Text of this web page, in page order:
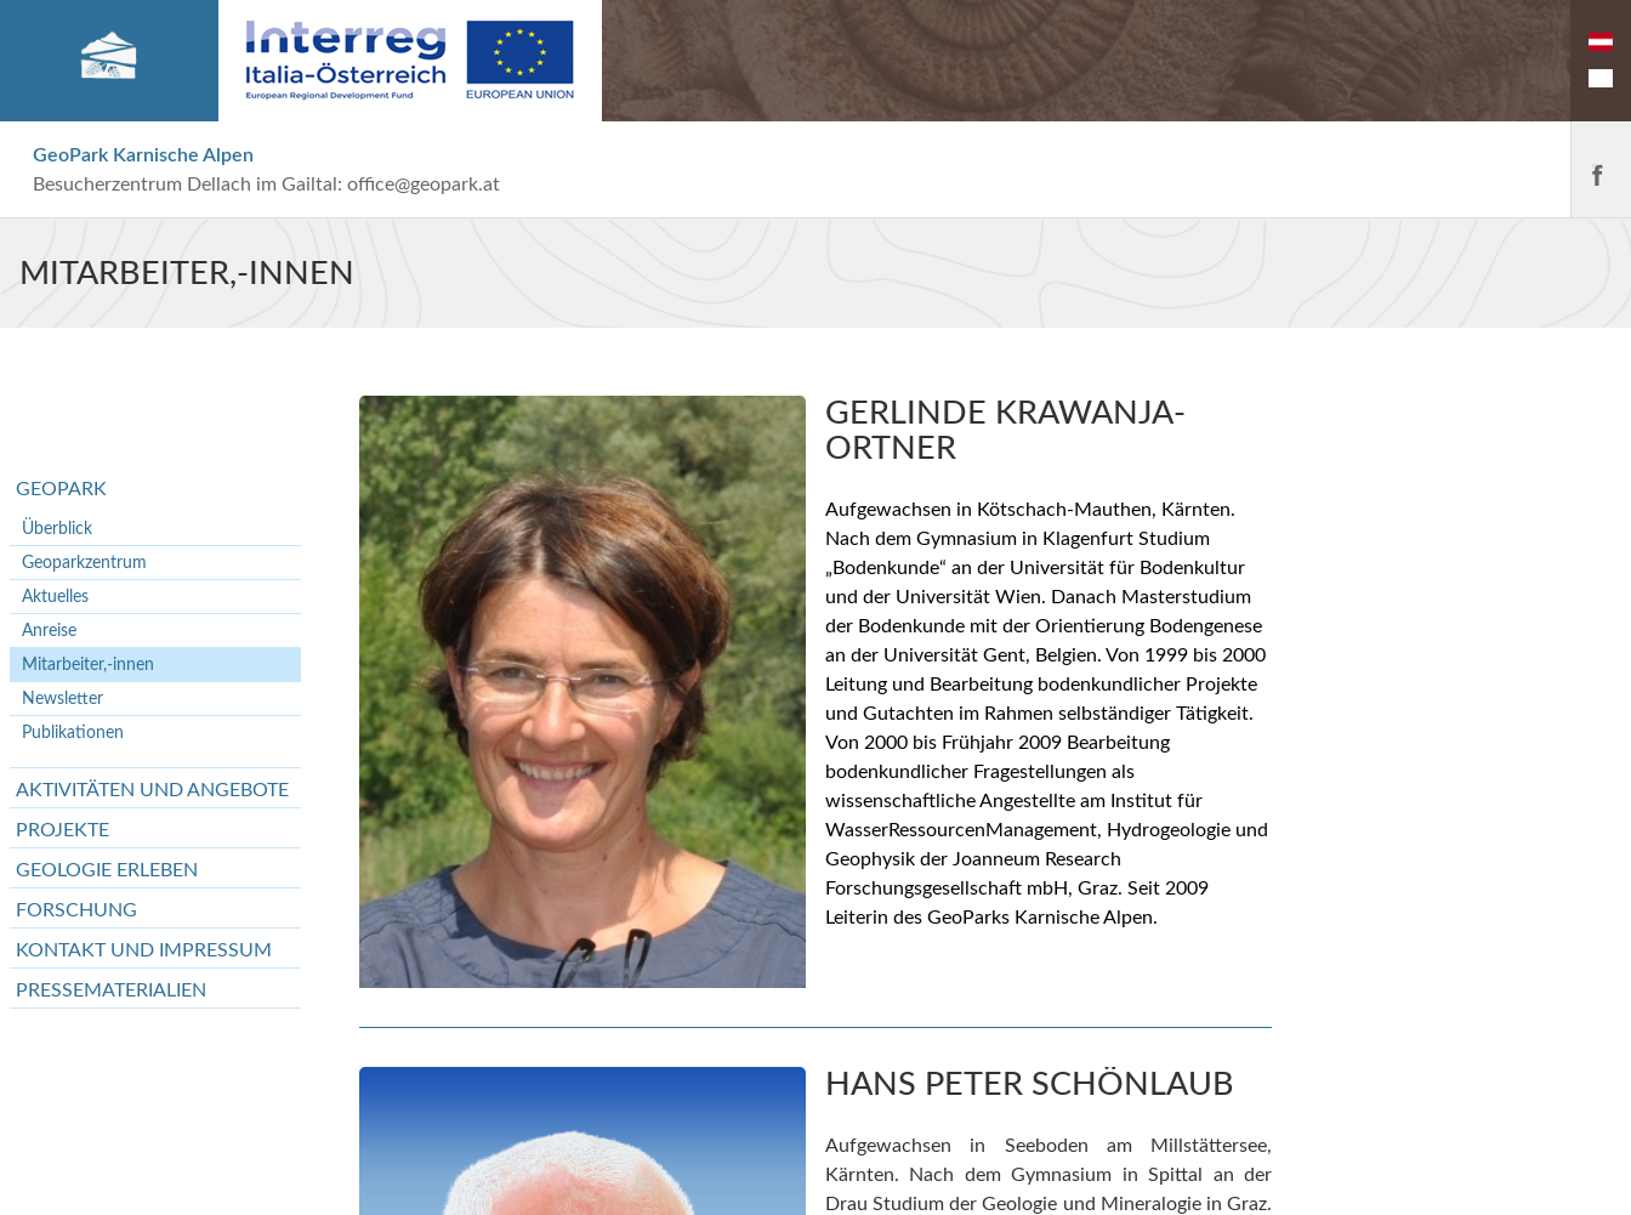
GeoPark Karnische Alpen
Besucherzentrum Dellach im Gailtal: office@geopark.at
MITARBEITER,-INNEN
GEOPARK
Überblick
Geoparkzentrum
Aktuelles
Anreise
Mitarbeiter,-innen
Newsletter
Publikationen
AKTIVITÄTEN UND ANGEBOTE
PROJEKTE
GEOLOGIE ERLEBEN
FORSCHUNG
KONTAKT UND IMPRESSUM
PRESSEMATERIALIEN
GERLINDE KRAWANJA-
ORTNER
Aufgewachsen in Kötschach-Mauthen, Kärnten.
Nach dem Gymnasium in Klagenfurt Studium
„Bodenkunde“ an der Universität für Bodenkultur
und der Universität Wien. Danach Masterstudium
der Bodenkunde mit der Orientierung Bodengenese
an der Universität Gent, Belgien. Von 1999 bis 2000
Leitung und Bearbeitung bodenkundlicher Projekte
und Gutachten im Rahmen selbständiger Tätigkeit.
Von 2000 bis Frühjahr 2009 Bearbeitung
bodenkundlicher Fragestellungen als
wissenschaftliche Angestellte am Institut für
WasserRessourcenManagement, Hydrogeologie und
Geophysik der Joanneum Research
Forschungsgesellschaft mbH, Graz. Seit 2009
Leiterin des GeoParks Karnische Alpen.
HANS PETER SCHÖNLAUB
Aufgewachsen in Seeboden am Millstättersee,
Kärnten. Nach dem Gymnasium in Spittal an der
Drau Studium der Geologie und Mineralogie in Graz.